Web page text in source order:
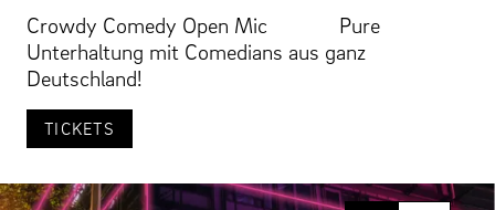
Crowdy Comedy Open Mic Pure
Unterhaltung mit Comedians aus ganz
Deutschland!
TICKETS